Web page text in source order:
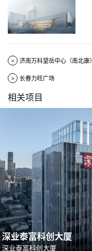
< 济南万科望岳中心（南北康）
> 长春力旺广场
相关项目
深业泰富科创大厦
深业泰富科创大厦